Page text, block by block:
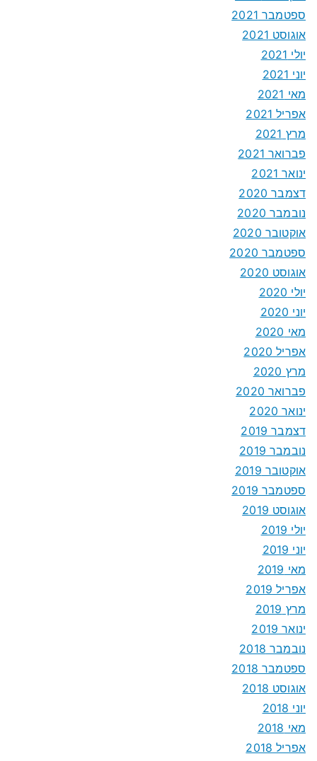
ספטמבר 2021
אוגוסט 2021
יולי 2021
יוני 2021
מאי 2021
אפריל 2021
מרץ 2021
פברואר 2021
ינואר 2021
דצמבר 2020
נובמבר 2020
אוקטובר 2020
ספטמבר 2020
אוגוסט 2020
יולי 2020
יוני 2020
מאי 2020
אפריל 2020
מרץ 2020
פברואר 2020
ינואר 2020
דצמבר 2019
נובמבר 2019
אוקטובר 2019
ספטמבר 2019
אוגוסט 2019
יולי 2019
יוני 2019
מאי 2019
אפריל 2019
מרץ 2019
ינואר 2019
נובמבר 2018
ספטמבר 2018
אוגוסט 2018
יוני 2018
מאי 2018
אפריל 2018